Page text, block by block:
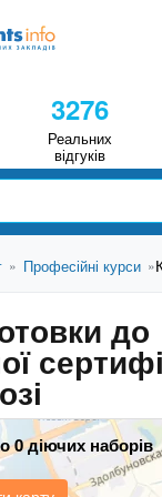
3276
Реальних
відгуків
(ВНЗ)
» Професійні курси »
до
0 діючих наборів